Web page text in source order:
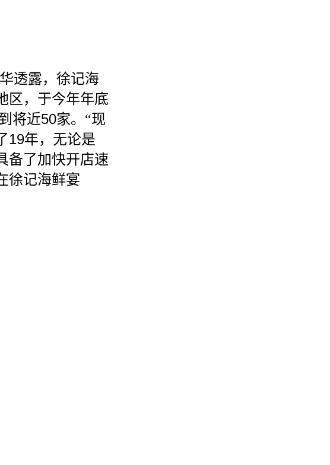
透露，徐记海
区，于今年年底
将近50家。“现
19年，无论是
备了加快开店速
徐记海鲜宴